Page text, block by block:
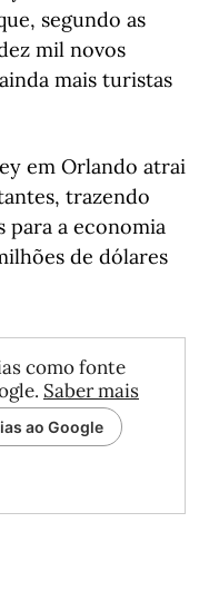
segundo as
mil novos
mais turistas
em Orlando atrai
trazendo
para a economia
de dólares
como fonte
Saber mais
ao Google